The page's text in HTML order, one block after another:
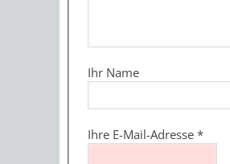
Ihr Name
Ihre E-Mail-Adresse*